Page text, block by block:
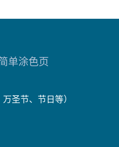
单涂色页
圣节、节日等）